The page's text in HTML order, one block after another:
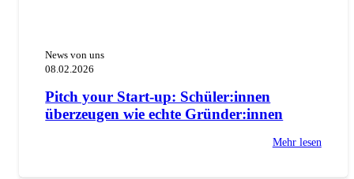
News von uns
08.02.2026
Pitch your Start-up: Schüler:innen
überzeugen wie echte Gründer:innen
Mehr lesen